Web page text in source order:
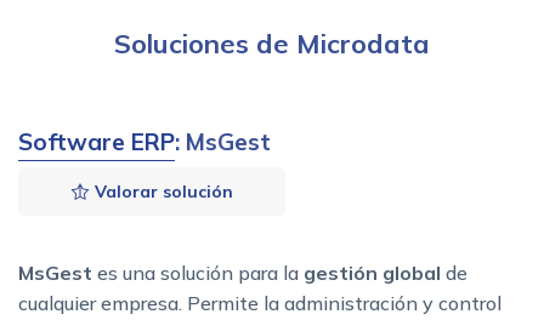
Soluciones de Microdata
Software ERP: MsGest
Valorar solución
MsGest es una solución para la gestión global de
cualquier empresa. Permite la administración y control